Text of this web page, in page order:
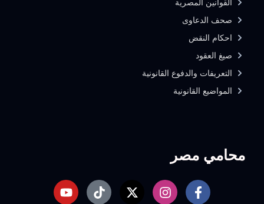
محامي مصر
القوانين المصرية
صحف الدعاوى
احكام النقض
صيغ العقود
التعريفات والدفوع القانونية
المواضيع القانونية